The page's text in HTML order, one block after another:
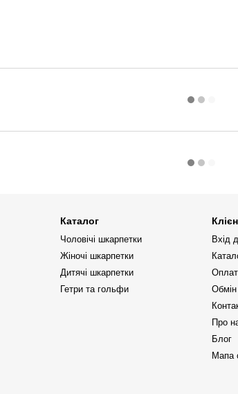
Каталог
Чоловічі шкарпетки
Жіночі шкарпетки
Дитячі шкарпетки
Гетри та гольфи
Вхід
Про
Блог
Мапа